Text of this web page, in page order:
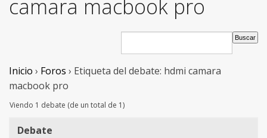
Noticias
Ayuda
Contacto
Entrar
camara macbook pro
Inicio › Foros › Etiqueta del debate: hdmi camara
macbook pro
Viendo 1 debate (de un total de 1)
Debate